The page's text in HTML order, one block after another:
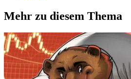
Mehr zu diesem Thema